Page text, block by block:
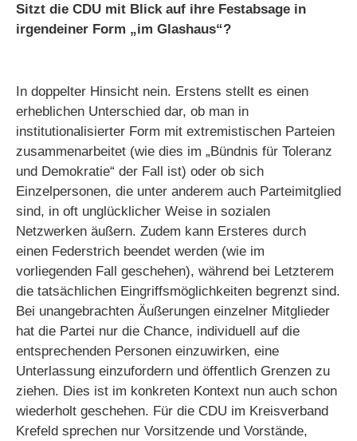
Sitzt die CDU mit Blick auf ihre Festabsage in
irgendeiner Form „im Glashaus“?
In doppelter Hinsicht nein. Erstens stellt es einen
erheblichen Unterschied dar, ob man in
institutionalisierter Form mit extremistischen Parteien
zusammenarbeitet (wie dies im „Bündnis für Toleranz
und Demokratie“ der Fall ist) oder ob sich
Einzelpersonen, die unter anderem auch Parteimitglied
sind, in oft unglücklicher Weise in sozialen
Netzwerken äußern. Zudem kann Ersteres durch
einen Federstrich beendet werden (wie im
vorliegenden Fall geschehen), während bei Letzterem
die tatsächlichen Eingriffsmöglichkeiten begrenzt sind.
Bei unangebrachten Äußerungen einzelner Mitglieder
hat die Partei nur die Chance, individuell auf die
entsprechenden Personen einzuwirken, eine
Unterlassung einzufordern und öffentlich Grenzen zu
ziehen. Dies ist im konkreten Kontext nun auch schon
wiederholt geschehen. Für die CDU im Kreisverband
Krefeld sprechen nur Vorsitzende und Vorstände,